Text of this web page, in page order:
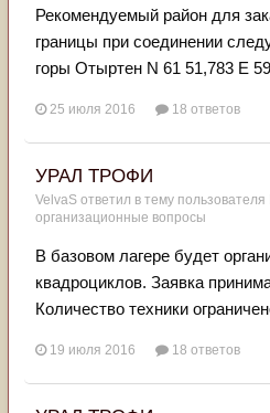
Рекомендуемый район для
границы при соединении
горы Отыртен N 61 51,783 E
25 июля 2016 18 ответов
УРАЛ ТРОФИ
VelvaS ответил в тему пользователя
организационные вопросы
В базовом лагере будет
квадроциклов. Заявка
Количество техники
19 июля 2016 18 ответов